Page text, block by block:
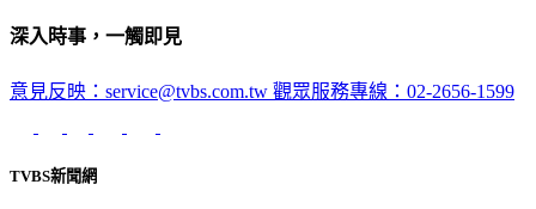
深入時事，一觸即見
意見反映：service@tvbs.com.tw 觀眾服務專線：02-2656-1599
TVBS新聞網